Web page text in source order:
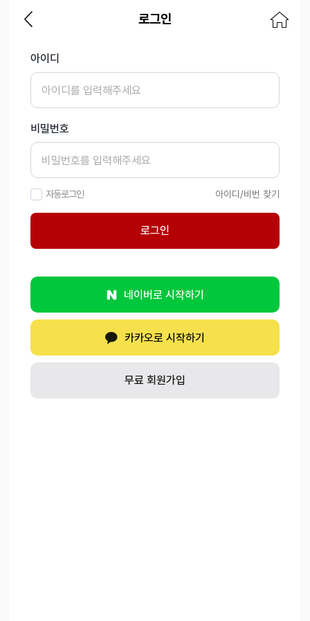
로그인
아이디
비밀번호
자동로그인 아이디/비번 찾기
로그인
네이버로 시작하기
카카오로 시작하기
무료 회원가입